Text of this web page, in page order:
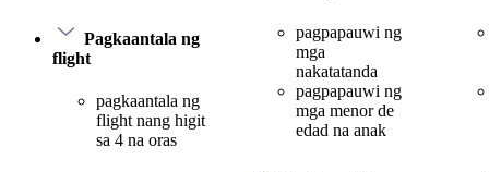
Pagkaantala ng
flight
pagkaantala ng
flight nang higit
sa 4 na oras
pagpapauwi ng
mga
nakatatanda
pagpapauwi ng
mga menor de
edad na anak